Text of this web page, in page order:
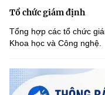
Tổ chức giám định
Tổng hợp các tổ chức
Khoa học và Công nghệ.